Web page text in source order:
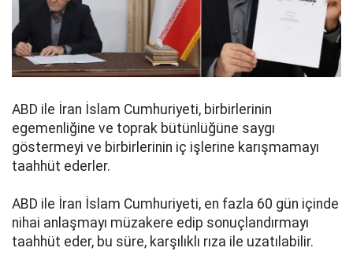
ABD ile İran İslam Cumhuriyeti, birbirlerinin
egemenliğine ve toprak bütünlüğüne saygı
göstermeyi ve birbirlerinin iç işlerine karışmamayı
taahhüt ederler.
ABD ile İran İslam Cumhuriyeti, en fazla 60 gün içinde
nihai anlaşmayı müzakere edip sonuçlandırmayı
taahhüt eder, bu süre, karşılıklı rıza ile uzatılabilir.